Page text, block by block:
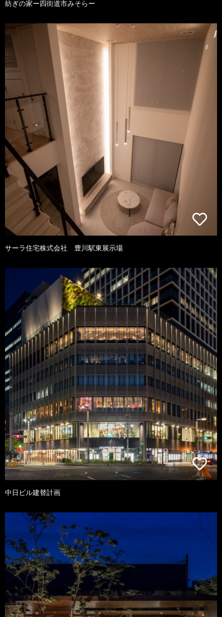
紡ぎの家ー四街道市みそらー
サーラ住宅株式会社 豊川駅東展示場
中日ビル建替計画